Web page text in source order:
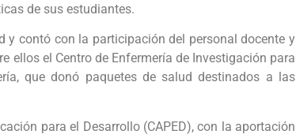
de sus estudiantes.
y contó con la participación del personal docente y
ellos el Centro de Enfermería de Investigación para
que donó paquetes de salud destinados a las
para el Desarrollo (CAPED), con la aportación